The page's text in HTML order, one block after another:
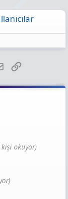
E-posta
kişi okuyor)